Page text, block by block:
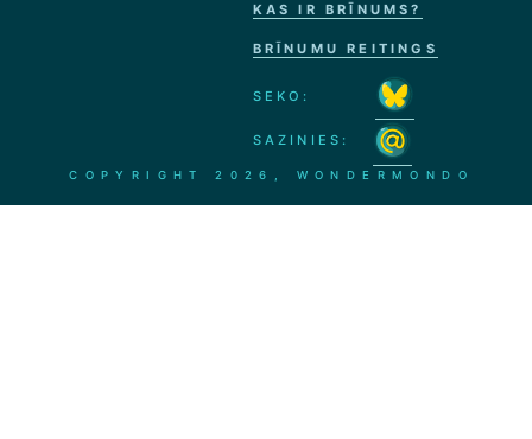
KAS IR BRĪNUMS?
BRĪNUMU REITINGS
SEKO:
SAZINIES:
COPYRIGHT2026, WONDERMONDO